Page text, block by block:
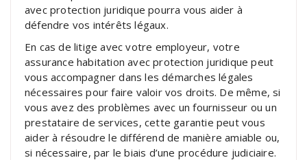
avec protection juridique pourra vous aider à
défendre vos intérêts légaux.
En cas de litige avec votre employeur, votre
assurance habitation avec protection juridique peut
vous accompagner dans les démarches légales
nécessaires pour faire valoir vos droits. De même, si
vous avez des problèmes avec un fournisseur ou un
prestataire de services, cette garantie peut vous
aider à résoudre le différend de manière amiable ou,
si nécessaire, par le biais d’une procédure judiciaire.